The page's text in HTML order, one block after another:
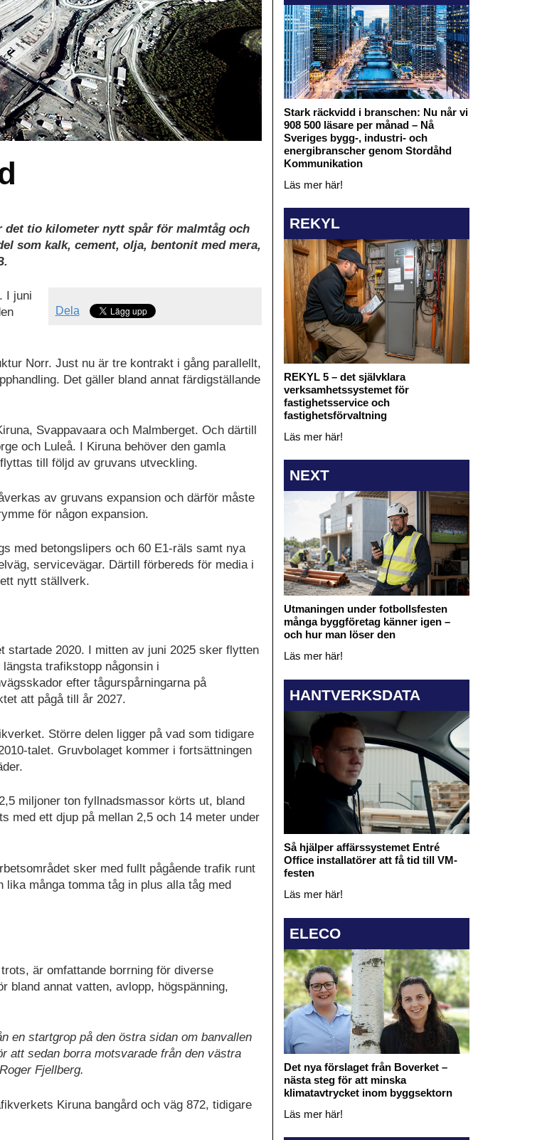
det tio kilometer nytt spår för malmtåg och
som kalk, cement, olja, bentonit med mera,
Dela
I juni
Norr. Just nu är tre kontrakt i gång parallellt,
Det gäller bland annat färdigställande
Svappavaara och Malmberget. Och därtill
och Luleå. I Kiruna behöver den gamla
till följd av gruvans utveckling.
av gruvans expansion och därför måste
för någon expansion.
med betongslipers och 60 E1-räls samt nya
servicevägar. Därtill förbereds för media i
nytt ställverk.
startade 2020. I mitten av juni 2025 sker flytten
trafikstopp någonsin i
efter tågurspårningarna på
att pågå till år 2027.
Större delen ligger på vad som tidigare
talet. Gruvbolaget kommer i fortsättningen
miljoner ton fyllnadsmassor körts ut, bland
med ett djup på mellan 2,5 och 14 meter under
sker med fullt pågående trafik runt
många tomma tåg in plus alla tåg med
är omfattande borrning för diverse
bland annat vatten, avlopp, högspänning,
en startgrop på den östra sidan om banvallen
att sedan borra motsvarade från den västra
Fjellberg.
Kiruna bangård och väg 872, tidigare
Stark räckvidd i branschen: Nu når vi
908 500 läsare per månad – Nå
Sveriges bygg-, industri- och
energibranscher genom Stordåhd
Kommunikation
Läs mer här!
REKYL
REKYL 5 – det självklara
verksamhetssystemet för
fastighetsservice och
fastighetsförvaltning
Läs mer här!
NEXT
Utmaningen under fotbollsfesten
många byggföretag känner igen –
och hur man löser den
Läs mer här!
HANTVERKSDATA
Så hjälper affärssystemet Entré
Office installatörer att få tid till VM-
festen
Läs mer här!
ELECO
Det nya förslaget från Boverket –
nästa steg för att minska
klimatavtrycket inom byggsektorn
Läs mer här!